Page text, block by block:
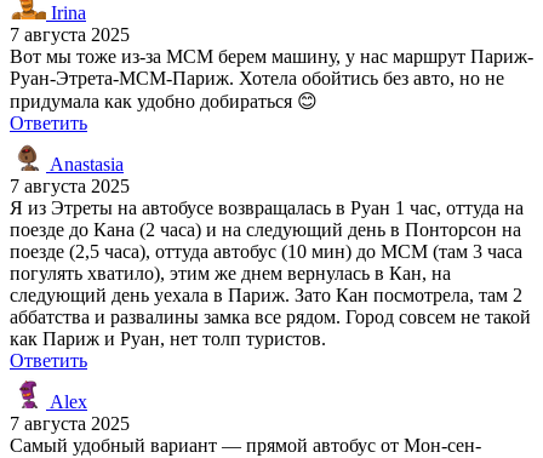
Irina
7 августа 2025
Вот мы тоже из-за МСМ берем машину, у нас маршрут Париж-
Руан-Этрета-МСМ-Париж. Хотела обойтись без авто, но не
придумала как удобно добираться 😊
Ответить
Anastasia
7 августа 2025
Я из Этреты на автобусе возвращалась в Руан 1 час, оттуда на
поезде до Кана (2 часа) и на следующий день в Понторсон на
поезде (2,5 часа), оттуда автобус (10 мин) до МСМ (там 3 часа
погулять хватило), этим же днем вернулась в Кан, на
следующий день уехала в Париж. Зато Кан посмотрела, там 2
аббатства и развалины замка все рядом. Город совсем не такой
как Париж и Руан, нет толп туристов.
Ответить
Alex
7 августа 2025
Самый удобный вариант — прямой автобус от Мон-сен-